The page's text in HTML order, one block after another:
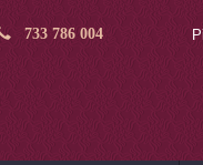
733 786 004